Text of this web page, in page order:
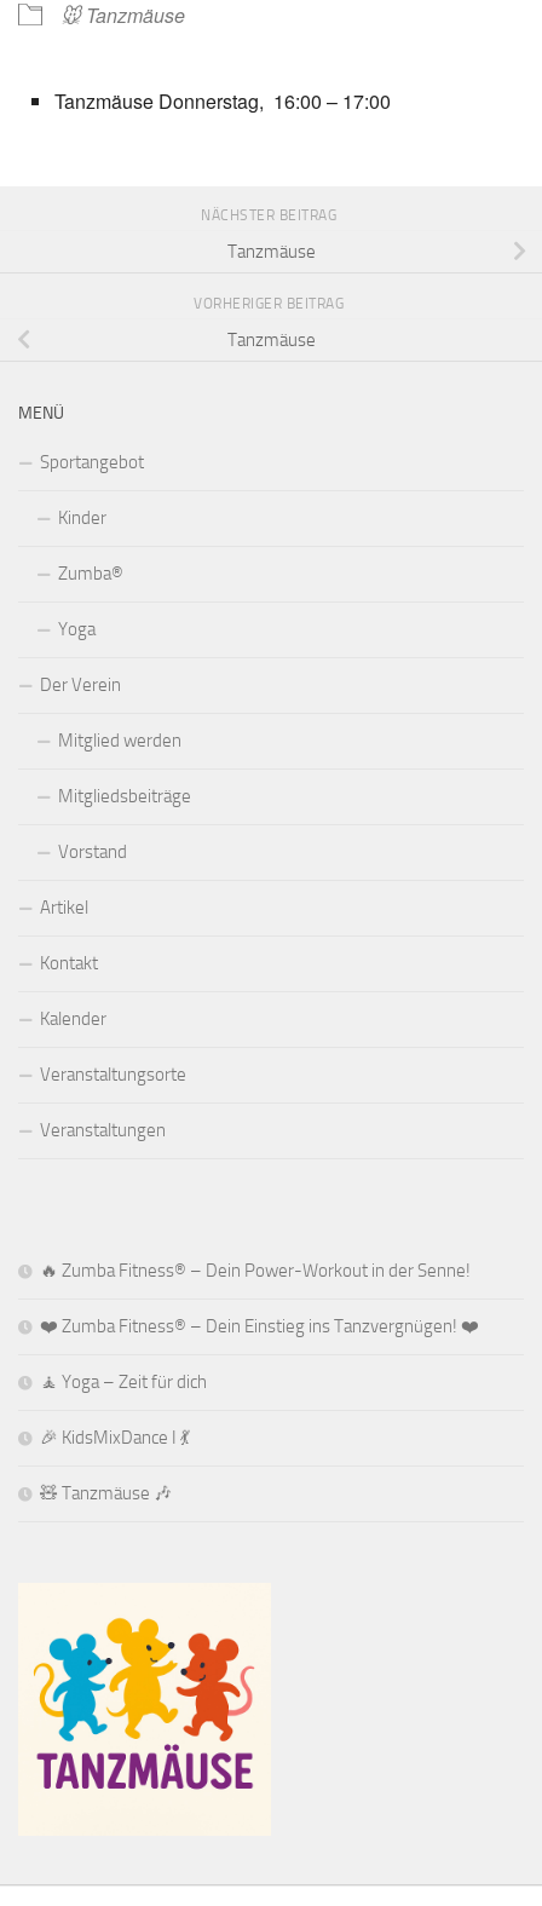
🐭 Tanzmäuse
Tanzmäuse Donnerstag, 16:00 – 17:00
NÄCHSTER BEITRAG
Tanzmäuse
VORHERIGER BEITRAG
Tanzmäuse
MENÜ
Sportangebot
Kinder
Zumba®
Yoga
Der Verein
Mitglied werden
Mitgliedsbeiträge
Vorstand
Artikel
Kontakt
Kalender
Veranstaltungsorte
Veranstaltungen
🔥 Zumba Fitness® – Dein Power-Workout in der Senne!
❤️ Zumba Fitness® – Dein Einstieg ins Tanzvergnügen! ❤️
🧘 Yoga – Zeit für dich
🎉 KidsMixDance I 💃
🧸 Tanzmäuse 🎶